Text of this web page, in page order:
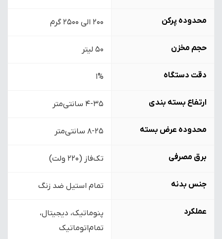
محدوده پرکن 200 الی 2500 گرم
حجم مخزن 50 لیتر
دقت دستگاه 1%
ارتفاع بسته بندی 4-35 سانتی‌متر
محدوده عرض بسته 8-25 سانتی‌متر
برق مصرفی تک‌فاز (220 ولت)
جنس بدنه تمام استیل ضد زنگ
عملکرد
پنوماتیک، دیجیتال،
تمام‌اتوماتیک